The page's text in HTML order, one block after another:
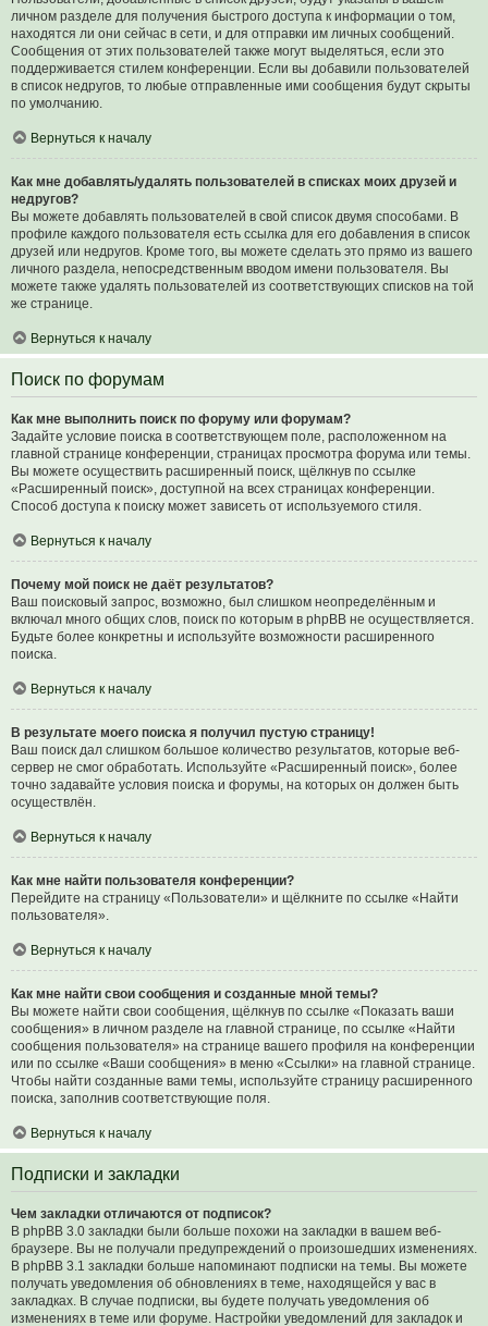
личном разделе для получения быстрого доступа к информации о том,
находятся ли они сейчас в сети, и для отправки им личных сообщений.
Сообщения от этих пользователей также могут выделяться, если это
поддерживается стилем конференции. Если вы добавили пользователей
в список недругов, то любые отправленные ими сообщения будут скрыты
по умолчанию.
Вернуться к началу
Как мне добавлять/удалять пользователей в списках моих друзей и
недругов?
Вы можете добавлять пользователей в свой список двумя способами. В
профиле каждого пользователя есть ссылка для его добавления в список
друзей или недругов. Кроме того, вы можете сделать это прямо из вашего
личного раздела, непосредственным вводом имени пользователя. Вы
можете также удалять пользователей из соответствующих списков на той
же странице.
Вернуться к началу
Поиск по форумам
Как мне выполнить поиск по форуму или форумам?
Задайте условие поиска в соответствующем поле, расположенном на
главной странице конференции, страницах просмотра форума или темы.
Вы можете осуществить расширенный поиск, щёлкнув по ссылке
«Расширенный поиск», доступной на всех страницах конференции.
Способ доступа к поиску может зависеть от используемого стиля.
Вернуться к началу
Почему мой поиск не даёт результатов?
Ваш поисковый запрос, возможно, был слишком неопределённым и
включал много общих слов, поиск по которым в phpBB не осуществляется.
Будьте более конкретны и используйте возможности расширенного
поиска.
Вернуться к началу
В результате моего поиска я получил пустую страницу!
Ваш поиск дал слишком большое количество результатов, которые веб-
сервер не смог обработать. Используйте «Расширенный поиск», более
точно задавайте условия поиска и форумы, на которых он должен быть
осуществлён.
Вернуться к началу
Как мне найти пользователя конференции?
Перейдите на страницу «Пользователи» и щёлкните по ссылке «Найти
пользователя».
Вернуться к началу
Как мне найти свои сообщения и созданные мной темы?
Вы можете найти свои сообщения, щёлкнув по ссылке «Показать ваши
сообщения» в личном разделе на главной странице, по ссылке «Найти
сообщения пользователя» на странице вашего профиля на конференции
или по ссылке «Ваши сообщения» в меню «Ссылки» на главной странице.
Чтобы найти созданные вами темы, используйте страницу расширенного
поиска, заполнив соответствующие поля.
Вернуться к началу
Подписки и закладки
Чем закладки отличаются от подписок?
В phpBB 3.0 закладки были больше похожи на закладки в вашем веб-
браузере. Вы не получали предупреждений о произошедших изменениях.
В phpBB 3.1 закладки больше напоминают подписки на темы. Вы можете
получать уведомления об обновлениях в теме, находящейся у вас в
закладках. В случае подписки, вы будете получать уведомления об
изменениях в теме или форуме. Настройки уведомлений для закладок и